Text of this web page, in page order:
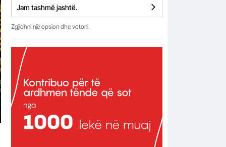
Jam tashmë jashtë.
Zgjidhni një opsion dhe votoni.